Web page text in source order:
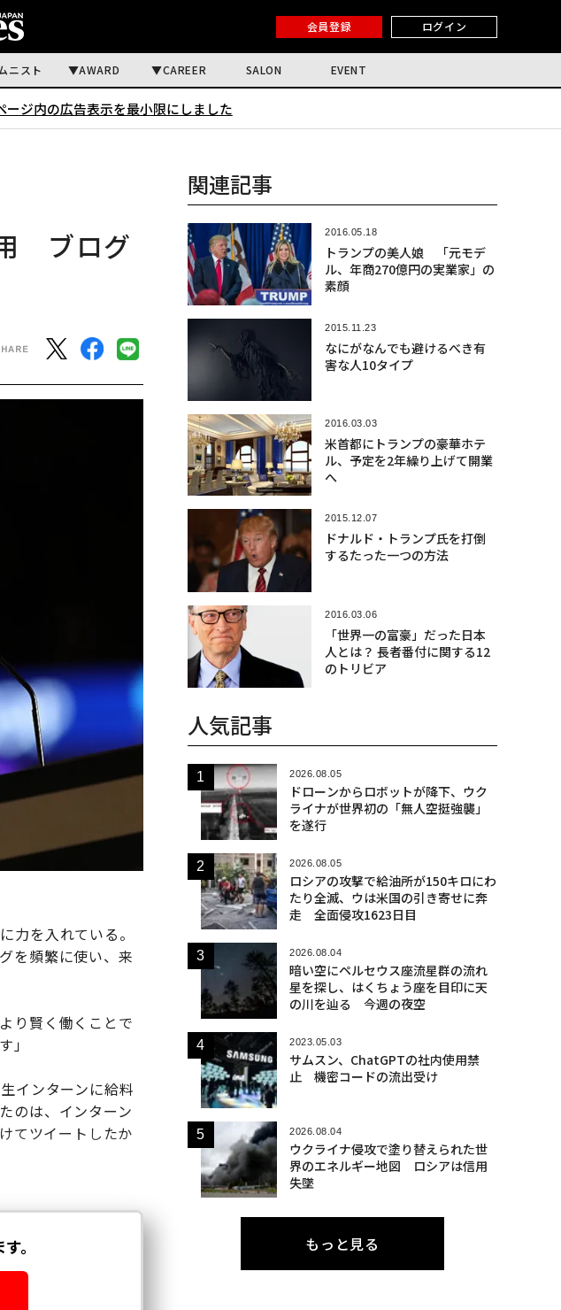
会員登録 ログイン
ニスト AWARD CAREER SALON EVENT
ージ内の広告表示を最小限にしました
ブログ
力を入れている。
を頻繁に使い、来
り賢く働くことで
」
インターンに給料
のは、インターン
てツイートしたか
関連記事
2016.05.18
トランプの美人娘 「元モデ
ル、年商270億円の実業家」の
素顔
2015.11.23
なにがなんでも避けるべき有
害な人10タイプ
2016.03.03
米首都にトランプの豪華ホテ
ル、予定を2年繰り上げて開業
へ
2015.12.07
ドナルド・トランプ氏を打倒
するたった一つの方法
2016.03.06
「世界一の富豪」だった日本
人とは？ 長者番付に関する12
のトリビア
人気記事
2026.08.05
ドローンからロボットが降下、ウク
ライナが世界初の「無人空挺強襲」
を遂行
2026.08.05
ロシアの攻撃で給油所が150キロにわ
たり全滅、ウは米国の引き寄せに奔
走 全面侵攻1623日目
2026.08.04
暗い空にペルセウス座流星群の流れ
星を探し、はくちょう座を目印に天
の川を辿る 今週の夜空
2023.05.03
サムスン、ChatGPTの社内使用禁
止 機密コードの流出受け
2026.08.04
ウクライナ侵攻で塗り替えられた世
界のエネルギー地図 ロシアは信用
失墜
もっと見る